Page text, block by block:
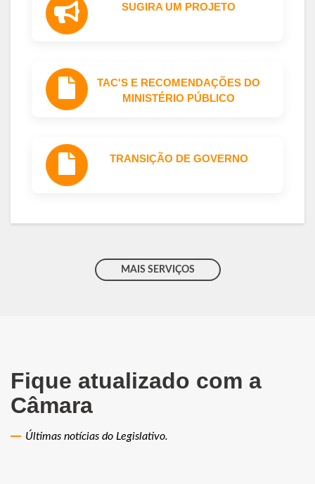
SUGIRA UM PROJETO
TAC'S E RECOMENDAÇÕES DO
MINISTÉRIO PÚBLICO
TRANSIÇÃO DE GOVERNO
MAIS SERVIÇOS
Fique atualizado com a
Câmara
Últimas notícias do Legislativo.